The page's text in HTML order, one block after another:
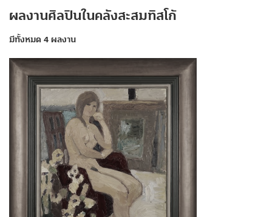
ผลงานศิลปินในคลังสะสมทิสโก้
มีทั้งหมด 4 ผลงาน